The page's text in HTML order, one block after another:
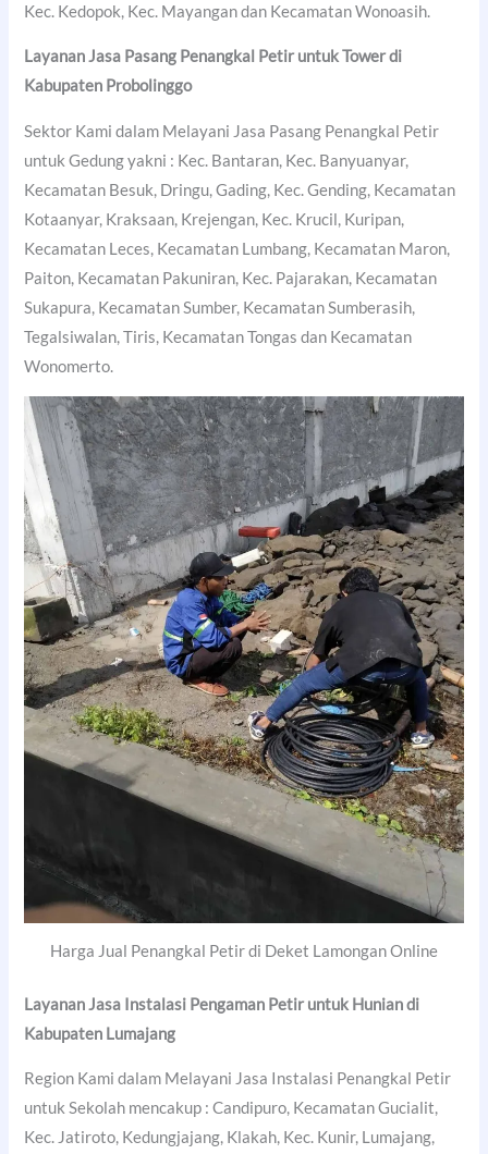
Kec. Kedopok, Kec. Mayangan dan Kecamatan Wonoasih.
Layanan Jasa Pasang Penangkal Petir untuk Tower di
Kabupaten Probolinggo
Sektor Kami dalam Melayani Jasa Pasang Penangkal Petir
untuk Gedung yakni : Kec. Bantaran, Kec. Banyuanyar,
Kecamatan Besuk, Dringu, Gading, Kec. Gending, Kecamatan
Kotaanyar, Kraksaan, Krejengan, Kec. Krucil, Kuripan,
Kecamatan Leces, Kecamatan Lumbang, Kecamatan Maron,
Paiton, Kecamatan Pakuniran, Kec. Pajarakan, Kecamatan
Sukapura, Kecamatan Sumber, Kecamatan Sumberasih,
Tegalsiwalan, Tiris, Kecamatan Tongas dan Kecamatan
Wonomerto.
Harga Jual Penangkal Petir di Deket Lamongan Online
Layanan Jasa Instalasi Pengaman Petir untuk Hunian di
Kabupaten Lumajang
Region Kami dalam Melayani Jasa Instalasi Penangkal Petir
untuk Sekolah mencakup : Candipuro, Kecamatan Gucialit,
Kec. Jatiroto, Kedungjajang, Klakah, Kec. Kunir, Lumajang,